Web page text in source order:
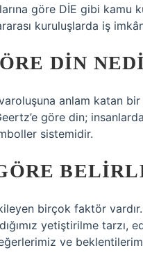
göre DİE gibi kamu
kuruluşlarda iş
DIN
anlam katan
göre din;
sistemidir.
birçok faktör
yetiştirilme tarzı,
ve